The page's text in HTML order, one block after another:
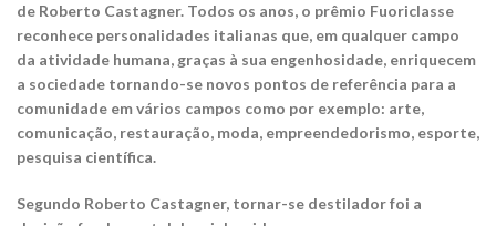
de Roberto Castagner. Todos os anos, o prêmio Fuoriclasse
reconhece personalidades italianas que, em qualquer campo
da atividade humana, graças à sua engenhosidade, enriquecem
a sociedade tornando-se novos pontos de referência para a
comunidade em vários campos como por exemplo: arte,
comunicação, restauração, moda, empreendedorismo, esporte,
pesquisa científica.
Segundo Roberto Castagner, tornar-se destilador foi a